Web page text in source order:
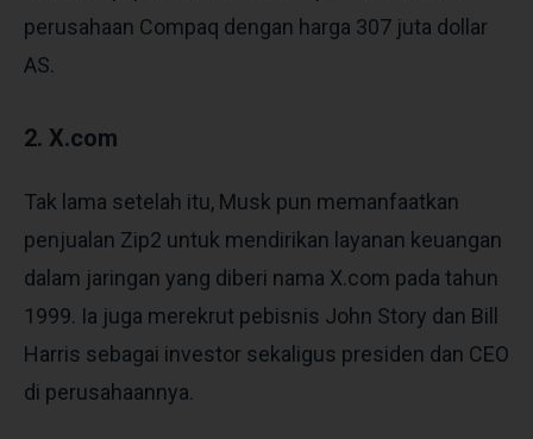
perusahaan Compaq dengan harga 307 juta dollar
AS.
2. X.com
Tak lama setelah itu, Musk pun memanfaatkan
penjualan Zip2 untuk mendirikan layanan keuangan
dalam jaringan yang diberi nama X.com pada tahun
1999. Ia juga merekrut pebisnis John Story dan Bill
Harris sebagai investor sekaligus presiden dan CEO
di perusahaannya.